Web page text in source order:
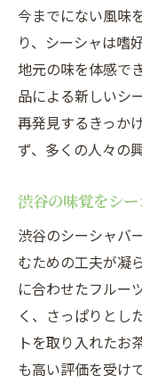
今までにない風味
り、シーシャは嗜
地元の味を体感で
品による新しいシ
再発見するきっか
ず、多くの人々の
渋谷の味覚をシ
渋谷のシーシャバ
むための工夫が凝
に合わせたフルー
く、さっぱりとし
トを取り入れたお
も高い評価を受け